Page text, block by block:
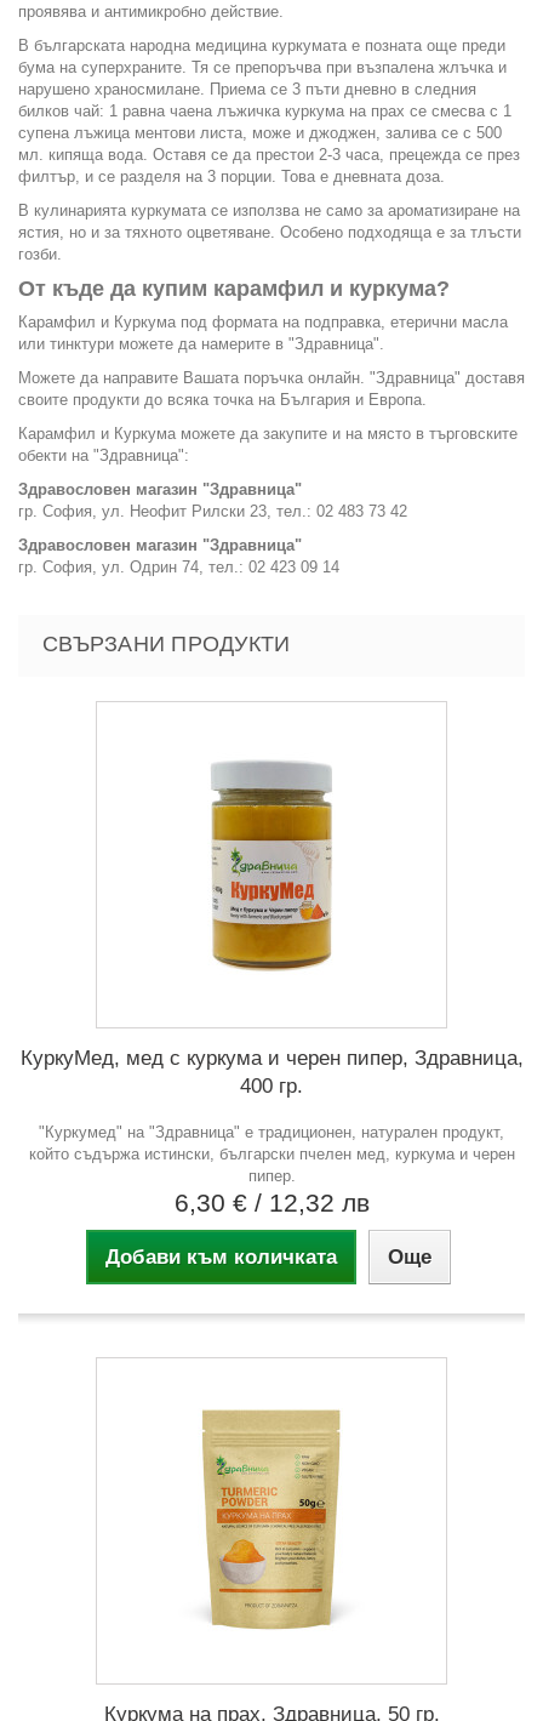
проявява и антимикробно действие.
В българската народна медицина куркумата е позната още преди
бума на суперхраните. Тя се препоръчва при възпалена жлъчка и
нарушено храносмилане. Приема се 3 пъти дневно в следния
билков чай: 1 равна чаена лъжичка куркума на прах се смесва с 1
супена лъжица ментови листа, може и джоджен, залива се с 500
мл. кипяща вода. Оставя се да престои 2-3 часа, прецежда се през
филтър, и се разделя на 3 порции. Това е дневната доза.
В кулинарията куркумата се използва не само за ароматизиране на
ястия, но и за тяхното оцветяване. Особено подходяща е за тлъсти
гозби.
От къде да купим карамфил и куркума?
Карамфил и Куркума под формата на подправка, етерични масла
или тинктури можете да намерите в "Здравница".
Можете да направите Вашата поръчка онлайн. "Здравница" доставя
своите продукти до всяка точка на България и Европа.
Карамфил и Куркума можете да закупите и на място в търговските
обекти на "Здравница":
Здравословен магазин "Здравница"
гр. София, ул. Неофит Рилски 23, тел.: 02 483 73 42
Здравословен магазин "Здравница"
гр. София, ул. Одрин 74, тел.: 02 423 09 14
СВЪРЗАНИ ПРОДУКТИ
КуркуМед, мед с куркума и черен пипер, Здравница,
400 гр.
"Куркумед" на "Здравница" е традиционен, натурален продукт,
който съдържа истински, български пчелен мед, куркума и черен
пипер.
6,30 € / 12,32 лв
Добави към количката Още
Куркума на прах, Здравница, 50 гр.